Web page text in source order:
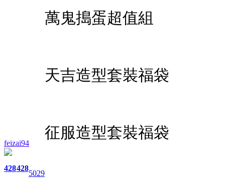
feizai94
428428
5029
萬鬼搗蛋超值組
天吉造型套裝福袋
征服造型套裝福袋